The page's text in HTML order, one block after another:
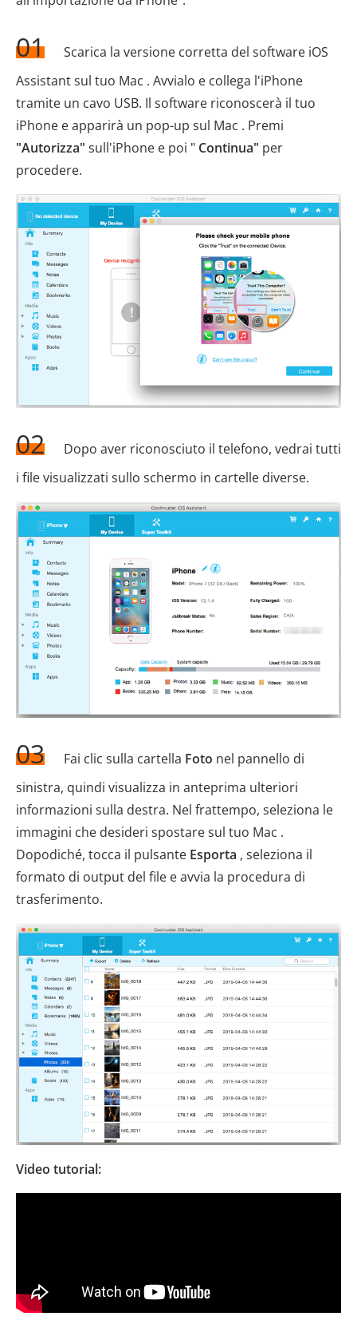
01
Scarica la versione corretta del software iOS
Assistant sul tuo Mac . Avvialo e collega l'iPhone
tramite un cavo USB. Il software riconoscerà il tuo
iPhone e apparirà un pop-up sul Mac . Premi
"Autorizza" sull'iPhone e poi " Continua" per
procedere.
02
Dopo aver riconosciuto il telefono, vedrai tutti
i file visualizzati sullo schermo in cartelle diverse.
03 Fai clic sulla cartella Foto nel pannello di
sinistra, quindi visualizza in anteprima ulteriori
informazioni sulla destra. Nel frattempo, seleziona le
immagini che desideri spostare sul tuo Mac .
Dopodiché, tocca il pulsante Esporta , seleziona il
formato di output del file e avvia la procedura di
trasferimento.
Video tutorial: